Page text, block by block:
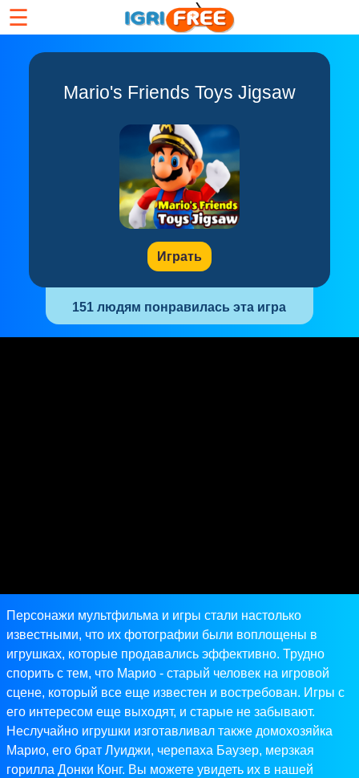
☰
Mario's Friends Toys Jigsaw
Играть
151 людям понравилась эта игра
Персонажи мультфильма и игры стали настолько
известными, что их фотографии были воплощены в
игрушках, которые продавались эффективно. Трудно
спорить с тем, что Марио - старый человек на игровой
сцене, который все еще известен и востребован. Игры с
его интересом еще выходят, и старые не забывают.
Неслучайно игрушки изготавливал также домохозяйка
Марио, его брат Луиджи, черепаха Баузер, мерзкая
горилла Донки Конг. Вы можете увидеть их в нашей